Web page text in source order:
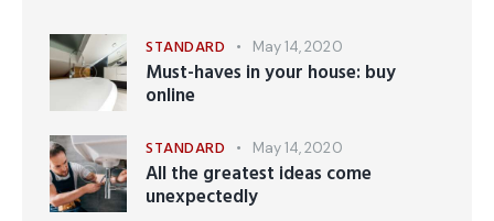
STANDARD May 14, 2020
Must-haves in your house: buy
online
STANDARD May 14, 2020
All the greatest ideas come
unexpectedly